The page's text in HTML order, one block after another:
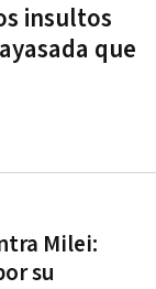
insultos
que
Milei:
su